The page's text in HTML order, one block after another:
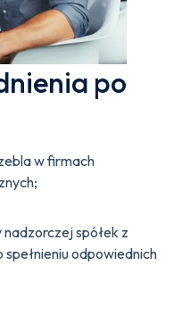
po
w firmach
spółek z
odpowiednich